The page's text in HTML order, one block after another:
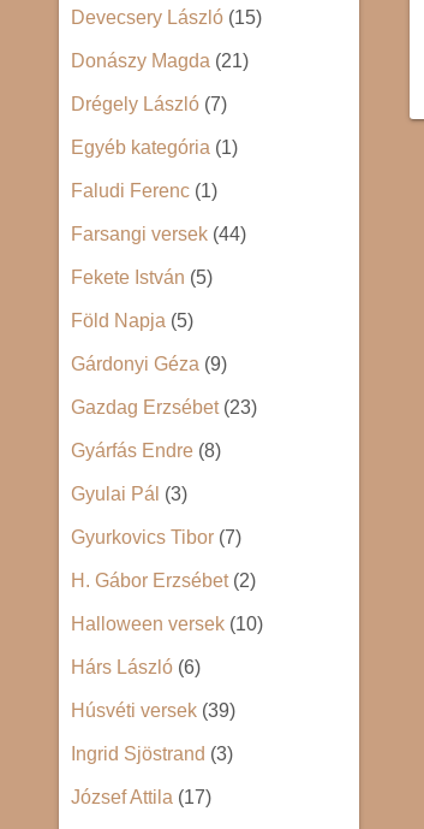
Devecsery László (15)
Donászy Magda (21)
Drégely László (7)
Egyéb kategória (1)
Faludi Ferenc (1)
Farsangi versek (44)
Fekete István (5)
Föld Napja (5)
Gárdonyi Géza (9)
Gazdag Erzsébet(23)
Gyárfás Endre (8)
Gyulai Pál (3)
Gyurkovics Tibor (7)
H. Gábor Erzsébet(2)
Halloween versek (10)
Hárs László (6)
Húsvéti versek (39)
Ingrid Sjöstrand (3)
József Attila (17)